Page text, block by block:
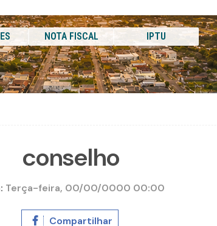
NOTA FISCAL IPTU
conselho
Terça-feira, 00/00/0000 00:00
Compartilhar